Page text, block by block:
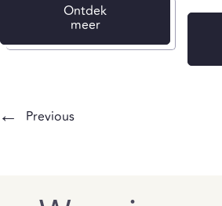
Ontdek
meer
Previous